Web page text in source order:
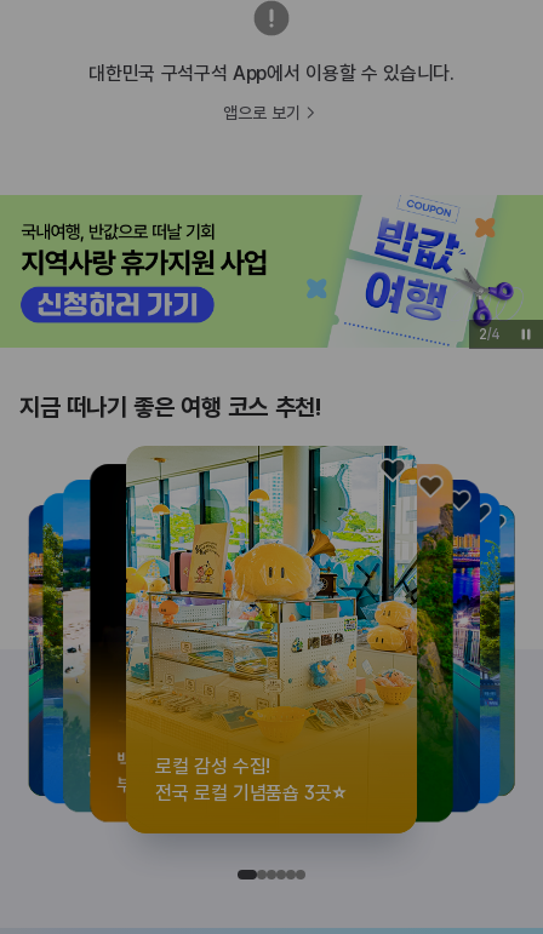
대한민국 구석구석 App에서 이용할 수 있습니다.
앱으로 보기
2/4
지금 떠나기 좋은 여행 코스 추천!
로컬 감성 수집!
전국 로컬 기념품숍 3곳⭐
<호프>, <동궁> 여운 따라🎬
실속 있게 떠나는 해남 여행
우리말이 더 재미있어지는
세종 한글 여행
숲길부터 천년 고찰까지!
마음에 쉼을 더하는 부안
뚜벅이 여행자 주목🚶
양양 1박 2일 코스
백제의 숨결을 따라,
부여에서 만나는 여름
로컬 감성 수집!
전국 로컬 기념품숍 3곳⭐
<호프>, <동궁> 여운 따라🎬
실속 있게 떠나는 해남 여행
우리말이 더 재미있어지는
세종 한글 여행